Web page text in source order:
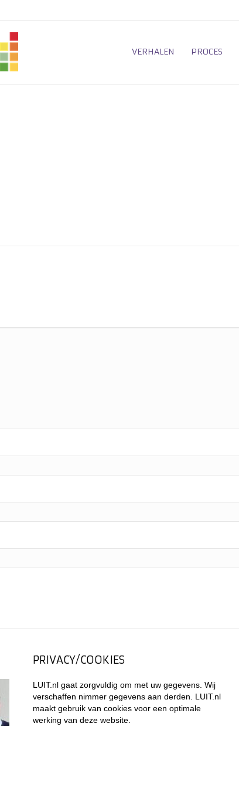
VERHALEN PROCES
PRIVACY/COOKIES
LUIT.nl gaat zorgvuldig om met uw gegevens. Wij
verschaffen nimmer gegevens aan derden. LUIT.nl
maakt gebruik van cookies voor een optimale
werking van deze website.